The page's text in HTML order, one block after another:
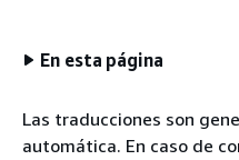
En esta página
Las traducciones son
automática. En caso de